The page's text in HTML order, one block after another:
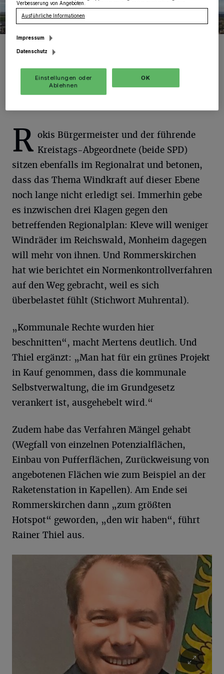
Foto: KV./Repro: KV.
R okis Bürgermeister und der führende
Kreistags-Abgeordnete (beide SPD)
sitzen ebenfalls im Regionalrat und betonen,
dass das Thema Windkraft auf dieser Ebene
noch lange nicht erledigt sei. Immerhin gebe
es inzwischen drei Klagen gegen den
betreffenden Regionalplan: Kleve will weniger
Windräder im Reichswald, Monheim dagegen
will mehr von ihnen. Und Rommerskirchen
hat wie berichtet ein Normenkontrollverfahren
auf den Weg gebracht, weil es sich
überbelastet fühlt (Stichwort Muhrental).
„Kommunale Rechte wurden hier
beschnitten“, macht Mertens deutlich. Und
Thiel ergänzt: „Man hat für ein grünes Projekt
in Kauf genommen, dass die kommunale
Selbstverwaltung, die im Grundgesetz
verankert ist, ausgehebelt wird.“
Zudem habe das Verfahren Mängel gehabt
(Wegfall von einzelnen Potenzialflächen,
Einbau von Pufferflächen, Zurückweisung von
angebotenen Flächen wie zum Beispiel an der
Raketenstation in Kapellen). Am Ende sei
Rommerskirchen dann „zum größten
Hotspot“ geworden, „den wir haben“, führt
Rainer Thiel aus.
Verbesserung von Angeboten.
Ausführliche Informationen
Impressum
Datenschutz
Einstellungen oder
Ablehnen
OK